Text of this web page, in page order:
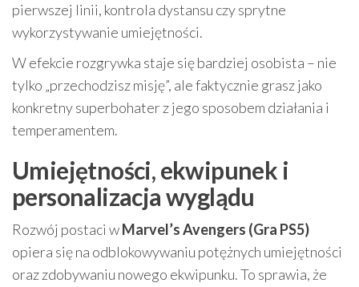
pierwszej linii, kontrola dystansu czy sprytne
wykorzystywanie umiejętności.
W efekcie rozgrywka staje się bardziej osobista – nie
tylko „przechodzisz misję”, ale faktycznie grasz jako
konkretny superbohater z jego sposobem działania i
temperamentem.
Umiejętności, ekwipunek i
personalizacja wyglądu
Rozwój postaci wMarvel’s Avengers (Gra PS5)
opiera się na odblokowywaniu potężnych umiejętności
oraz zdobywaniu nowego ekwipunku. To sprawia, że